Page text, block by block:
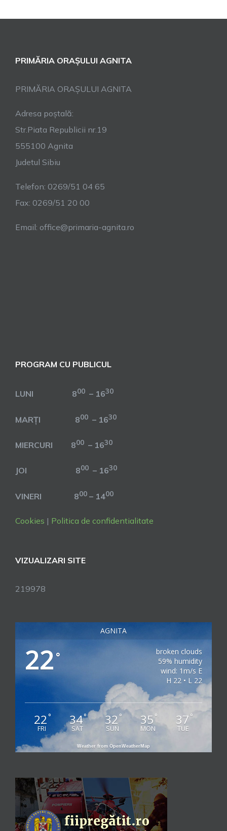
PRIMĂRIA ORAȘULUI AGNITA
PRIMĂRIA ORAȘULUI AGNITA
Adresa poștală:
Str.Piata Republicii nr.19
555100 Agnita
Judetul Sibiu
Telefon: 0269/51 04 65
Fax: 0269/51 20 00
Email: office@primaria-agnita.ro
PROGRAM CU PUBLICUL
LUNI 800 – 1630
MARȚI 800 – 1630
MIERCURI 800 – 1630
JOI 800 – 1630
VINERI 800 – 1400
Cookies | Politica de confidentialitate
VIZUALIZARI SITE
219978
AGNITA
22 °
broken clouds
59% humidity
wind: 1m/s E
H 22 • L 22
22°
FRI
34°
SAT
32°
SUN
35 °
MON
37 °
TUE
Weather from OpenWeatherMap